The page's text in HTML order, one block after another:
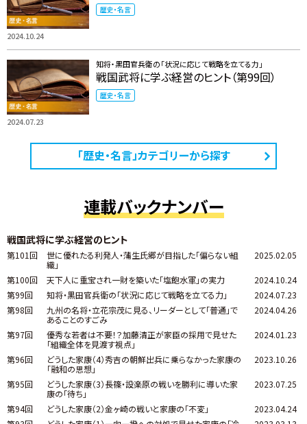
2024.10.24
歴史・名言
2024.07.23
知将・黒田官兵衛の「状況に応じて戦略を立てる力」
戦国武将に学ぶ経営のヒント（第99回）
歴史・名言
「歴史・名言」カテゴリーから探す
連載バックナンバー
戦国武将に学ぶ経営のヒント
第101回
世に優れたる利発人・蒲生氏郷が目指した「偏らない組
織」
2025.02.05
第100回 天下人に重宝され一財を築いた「塩飽水軍」の実力
2024.10.24
第99回
知将・黒田官兵衛の「状況に応じて戦略を立てる力」
2024.07.23
第98回
九州の名将・立花宗茂に見る、リーダーとして「普通」で
あることのすごみ
2024.04.26
第97回
優秀な若者は不要！？加藤清正が家臣の採用で見せた
「組織全体を見渡す視点」
2024.01.23
第96回
どうした家康（4）秀吉の朝鮮出兵に乗らなかった家康の
「融和の思想」
2023.10.26
第95回
どうした家康（3）長篠・設楽原の戦いを勝利に導いた家
康の「待ち」
2023.07.25
第94回 どうした家康（2）金ヶ崎の戦いと家康の「不変」
2023.04.24